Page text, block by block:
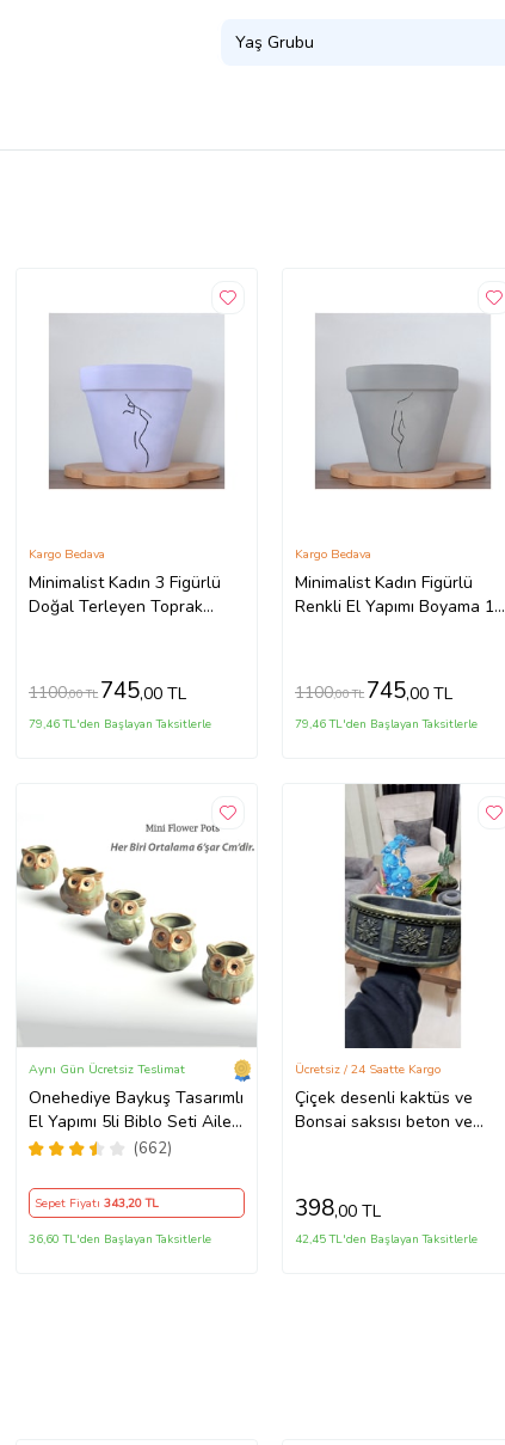
Yaş Grubu
Minimalist Kadın 3 Figürlü
Doğal Terleyen Toprak
Kargo Bedava
1100,00 TL 745,00 TL
79,46 TL'den Başlayan Taksitlerle
Minimalist Kadın Figürlü
Renkli El Yapımı Boyama 13
Kargo Bedava
1100,00 TL 745,00 TL
79,46 TL'den Başlayan Taksitlerle
Onehediye Baykuş Tasarımlı
El Yapımı 5li Biblo Seti Aile
Birliği Simgesi (Yeşil)
(662)
Aynı Gün Ücretsiz Teslimat
Sepet Fiyatı 343,20 TL
36,60 TL'den Başlayan Taksitlerle
Çiçek desenli kaktüs ve
Bonsai saksısı beton ve
Ücretsiz / 24 Saatte Kargo
398,00 TL
42,45 TL'den Başlayan Taksitlerle